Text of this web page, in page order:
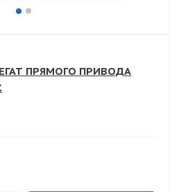
ПРЯМОГО ПРИВОДА